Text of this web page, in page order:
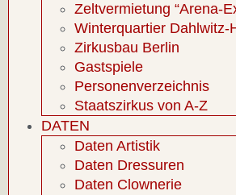
Zeltvermietung “Arena-
Winterquartier Dahlwitz-
Zirkusbau Berlin
Gastspiele
Personenverzeichnis
Staatszirkus von A-Z
DATEN
Daten Artistik
Daten Dressuren
Daten Clownerie